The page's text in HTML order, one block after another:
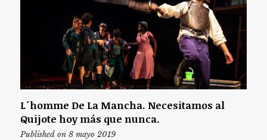
L´homme De La Mancha. Necesitamos al
Quijote hoy más que nunca.
Published on 8 mayo 2019